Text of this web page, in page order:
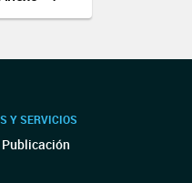
Y SERVICIOS